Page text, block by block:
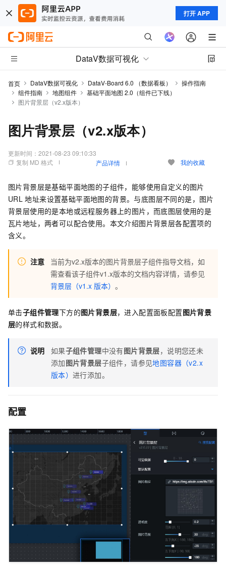
打开 APP
DataV数据可视化
首页 DataV数据可视化 DataV-Board 6.0 （数据看板）
操作指南
组件指南
地图组件
基础平面地图 2.0（组件已下线）
图片背景层（v2.x版本）
图片背景层（v2.x版本）
更新时间： 2021-08-23 09:10:33
复制 MD 格式
产品详情 我的收藏
图片背景层是基础平面地图的子组件，能够使用自定义的图片
URL 地址来设置基础平面地图的背景。与底图层不同的是，图片
背景层使用的是本地或远程服务器上的图片，而底图层使用的是
瓦片地址，两者可以配合使用。本文介绍图片背景层各配置项的
含义。
注意
当前为v2.x版本的图片背景层子组件指导文档，如
需查看该子组件v1.x版本的文档内容详情，请参见
背景层（v1.x 版本）。
单击子组件管理下方的图片背景层，进入配置面板配置图片背景
层的样式和数据。
说明 如果子组件管理中没有图片背景层，说明您还未
添加图片背景层子组件，请参见地图容器（v2.x
版本）进行添加。
配置